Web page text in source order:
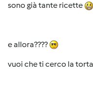
sono già tante ricette
e allora????
vuoi che ti cerco la